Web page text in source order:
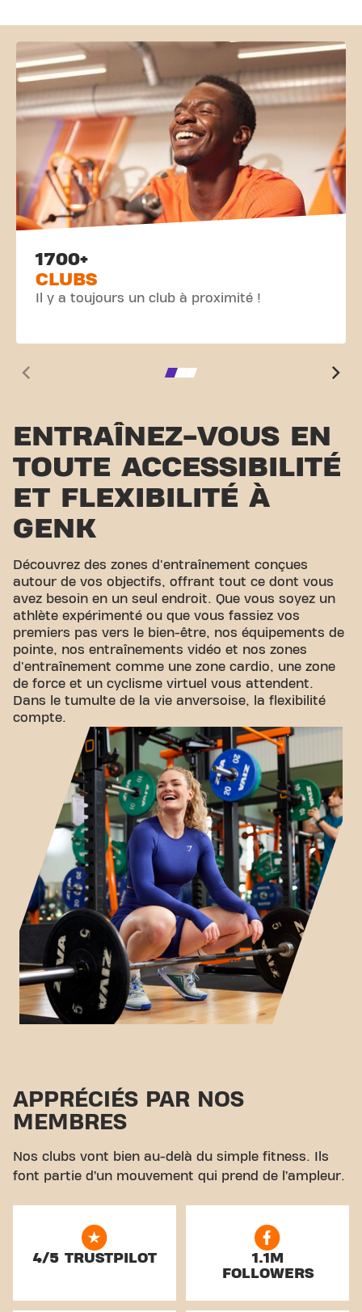
1700+
CLUBS
Il y a toujours un club à proximité !
ENTRAÎNEZ-VOUS EN
TOUTE ACCESSIBILITÉ
ET FLEXIBILITÉ À
GENK
Découvrez des zones d'entraînement conçues
autour de vos objectifs, offrant tout ce dont vous
avez besoin en un seul endroit. Que vous soyez un
athlète expérimenté ou que vous fassiez vos
premiers pas vers le bien-être, nos équipements de
pointe, nos entraînements vidéo et nos zones
d'entraînement comme une zone cardio, une zone
de force et un cyclisme virtuel vous attendent.
Dans le tumulte de la vie anversoise, la flexibilité
compte.
APPRÉCIÉS PAR NOS
MEMBRES
Nos clubs vont bien au-delà du simple fitness. Ils
font partie d’un mouvement qui prend de l’ampleur.
4/5 TRUSTPILOT
1.1M
FOLLOWERS